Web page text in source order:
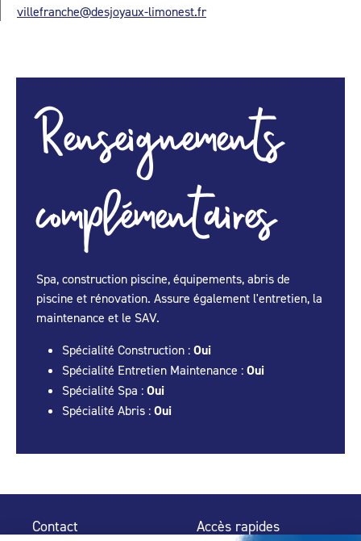
villefranche@desjoyaux-limonest.fr
Renseignements
complémentaires
Spa, construction piscine, équipements, abris de
piscine et rénovation. Assure également l'entretien, la
maintenance et le SAV.
Spécialité Construction : Oui
Spécialité Entretien Maintenance : Oui
Spécialité Spa : Oui
Spécialité Abris : Oui
Contact Accès rapides